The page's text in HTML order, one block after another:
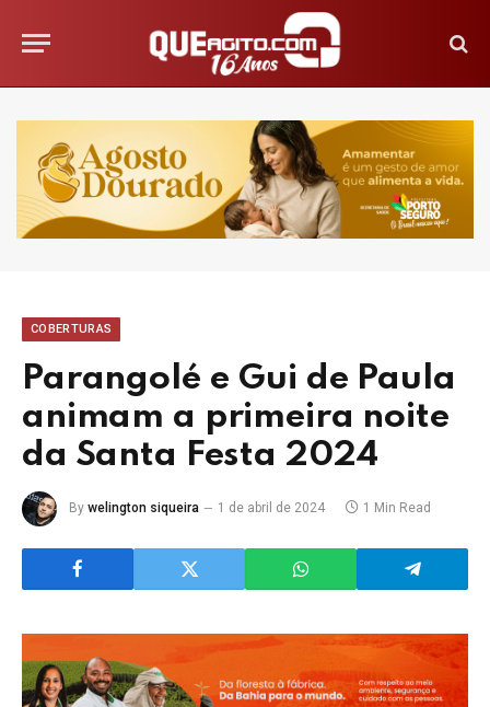
COBERTURAS
Parangolé e Gui de Paula
animam a primeira noite
da Santa Festa 2024
By welington siqueira 1 de abril de 2024 1 Min Read